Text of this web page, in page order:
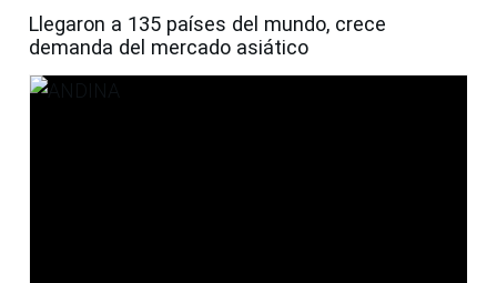
Llegaron a 135 países del mundo, crece
demanda del mercado asiático